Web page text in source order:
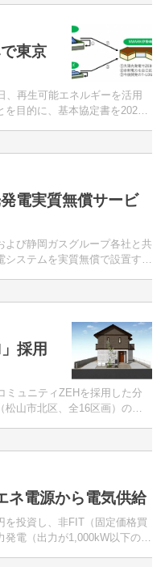
東京
、再生可能エネルギーを活用
を目的に、基本協定書を2020
」（埼...
電実質無償サービ
よび静岡ガスグループ各社と共
システムを実質無償で設置する
採用
ミュニティZEHを採用した分
山市北区、全16区画）の販
ネ電源から電気供給
を投資し、非FIT（固定価格買
電（出力が1,000kW以下の小